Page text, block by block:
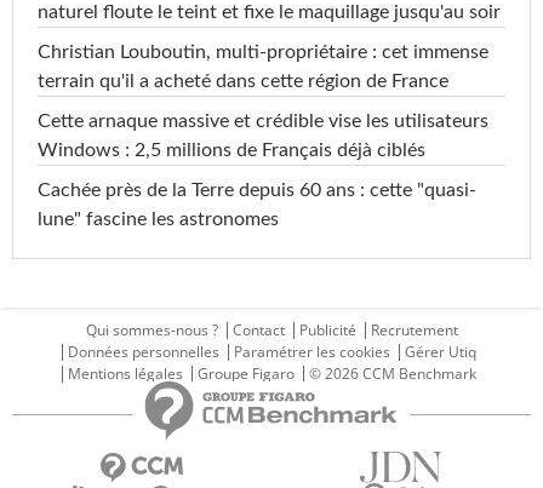
naturel floute le teint et fixe le maquillage jusqu'au soir
Christian Louboutin, multi-propriétaire : cet immense
terrain qu'il a acheté dans cette région de France
Cette arnaque massive et crédible vise les utilisateurs
Windows : 2,5 millions de Français déjà ciblés
Cachée près de la Terre depuis 60 ans : cette "quasi-
lune" fascine les astronomes
Qui sommes-nous ? Contact Publicité
Recrutement
Données personnelles
Paramétrer les cookies
Gérer Utiq
Mentions légales
Groupe Figaro © 2026 CCM Benchmark